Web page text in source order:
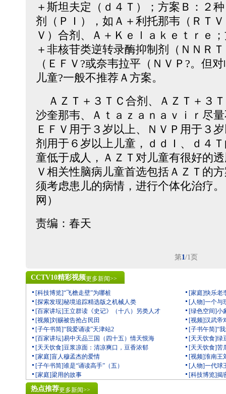
＋斯坦夫定（ｄ４Ｔ）；方案Ｂ：２
剂（ＰＩ），如Ａ＋利托那韦（ＲＴ
Ｖ）合剂、Ａ＋Ｋｅｌａｋｅｔｒｅ
＋非核苷类逆转录酶抑制剂（ＮＮＲ
（ＥＦＶ?或奈韦拉平（ＮＶＰ?。但
儿童?一般不推荐Ａ方案。
ＡＺＴ＋３ＴＣ合剂、ＡＺＴ＋３
沙奎那韦、Ａｔａｚａｎａｖｉｒ尽
ＥＦＶ用于３岁以上、ＮＶＰ用于３
剂用于６岁以上儿童，ｄｄＩ、ｄ４
童低于成人，ＡＺＴ对儿童有很好的
Ｖ相关性脑病儿童首选包括ＡＺＴ的
须考虑患儿的病情，进行个体化治疗
网）
责编：春天
第1/1页
CCTV10精彩视频更多新闻>>
[科技博览]“飞檐走壁”为哪桩
[家庭]快乐老
[探索发现]秘境追踪精选版之机械人类
[人物]一个
[百家讲坛]王立群读《史记》（十八）另类人才
[绿色空间]小
[视频]刘赐被告抢占民田
[视频]汉武帝
[子午书简]“我爱诵读”天津站2
[子书午简]“
[百家讲坛]易中天品三国（四十五）情天恨海
[天天饮食]绿
[天天饮食]豆浆凉面：清凉爽口，豆香浓郁
[天天饮食]苦
[家庭]盲人穆孟杰的爱情
[视频]淮南王
[子午书简]谁是“诵读高手”（五）
[人物]一代球
[家庭]梁用的故事
[科技博览]揭
热点推荐更多新闻>>